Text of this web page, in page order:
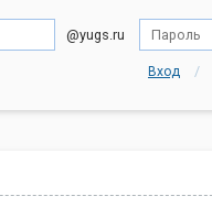
@yugs.ru
Вход /